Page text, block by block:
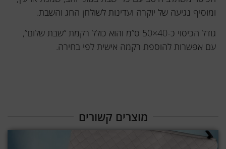
ומוסיף נגיעה של יוקרה ועדינות לשולחן החג והשבת.
גודל הכיסוי כ-40×50 ס”מ והוא כולל רקמת “שבת שלום”,
עם אפשרות להוספת רקמה אישית לפי בחירה.
מוצרים קשורים​